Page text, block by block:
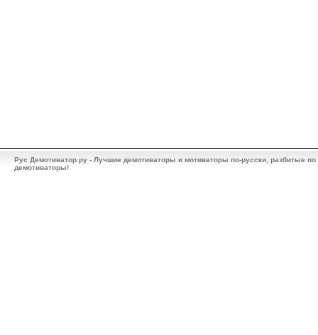
Рус Демотиватор.ру - Лучшие демотиваторы и мотиваторы по-русски, разбитые
демотиваторы!